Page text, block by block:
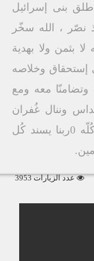
بنى إسرائيل
نصّر ، الله سخّر
بثمن ولا بهدية
إستحقاق وخلاصه
وتضامنّا معه ومع
وننال غُفران
ليس عن ذاتنا فقط بل وعن العالم كُلّه 0ربنا يسند كُل
عدد الزيارات 3953